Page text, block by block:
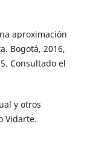
aproximación
Bogotá, 2016,
Consultado el
y otros
Vidarte.